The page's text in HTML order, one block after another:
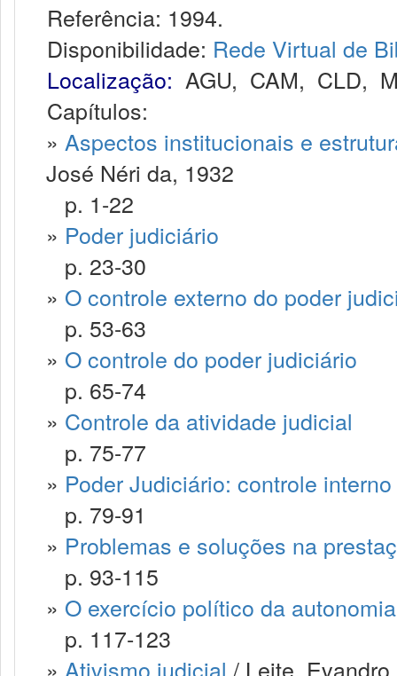
Referência: 1994.
Disponibilidade: Rede Virtual de
Localização: AGU, CAM, CLD,
Capítulos:
» Aspectos institucionais e
José Néri da, 1932
p. 1-22
» Poder judiciário
p. 23-30
» O controle externo do poder
p. 53-63
» O controle do poder judiciário
p. 65-74
» Controle da atividade judicial
p. 75-77
» Poder Judiciário: controle
p. 79-91
» Problemas e soluções na
p. 93-115
» O exercício político da
p. 117-123
» Ativismo judicial / Leite,